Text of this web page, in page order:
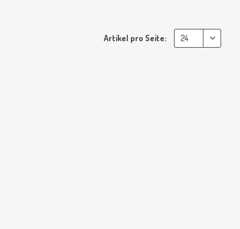
Artikel pro Seite: